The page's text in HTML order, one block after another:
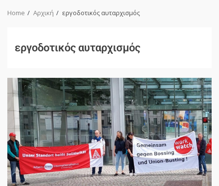
Home Αρχική εργοδοτικός αυταρχισμός
εργοδοτικός αυταρχισμός